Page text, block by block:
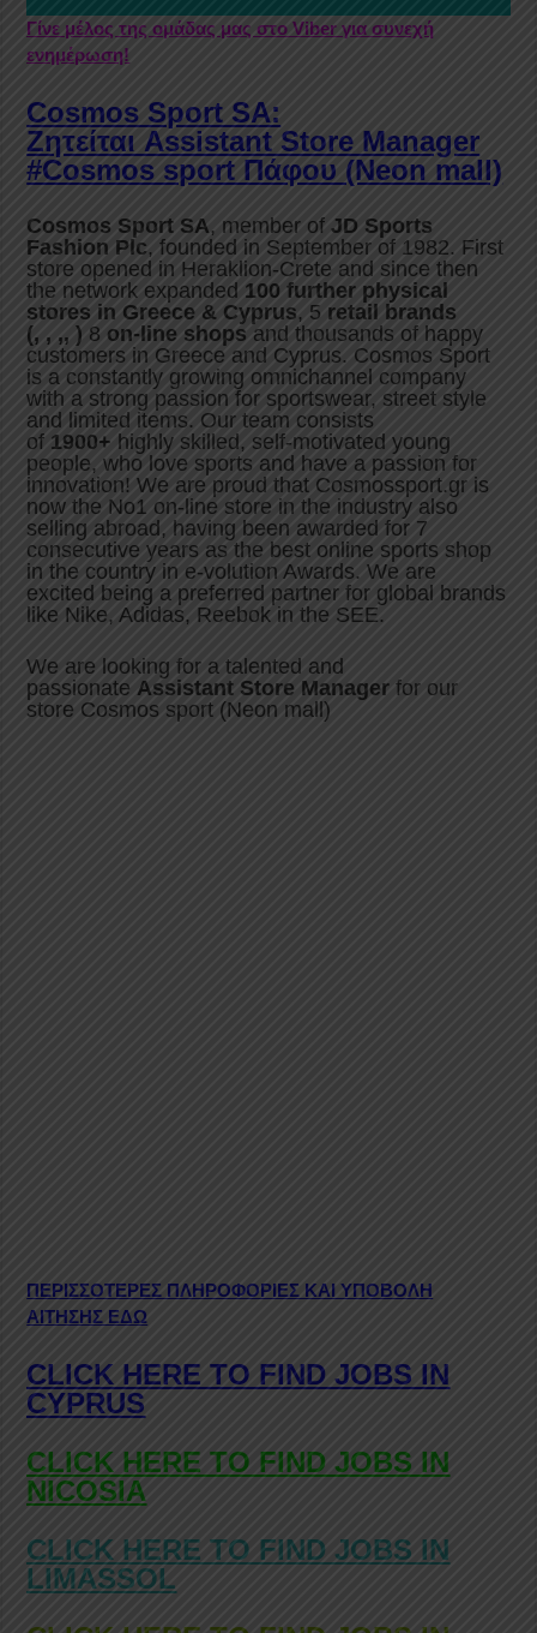
Γίνε μέλος της ομάδας μας στο Viber για συνεχή
ενημέρωση!
Cosmos Sport SA:
Ζητείται Assistant Store Manager
#Cosmos sport Πάφου (Νeon mall)
Cosmos Sport SA, member ofJD Sports
Fashion Plc, founded in September of 1982. First
store opened in Heraklion-Crete and since then
the network expanded 100 further physical
stores in Greece & Cyprus, 5 retail brands
(, , ,,) 8 on-line shops and thousands of happy
customers in Greece and Cyprus. Cosmos Sport
is a constantly growing omnichannel company
with a strong passion for sportswear, street style
and limited items. Our team consists
of 1900+ highly skilled, self-motivated young
people, who love sports and have a passion for
innovation! We are proud that Cosmossport.gr is
now the No1 on-line store in the industry also
selling abroad, having been awarded for 7
consecutive years as the best online sports shop
in the country in e-volution Awards. We are
excited being a preferred partner for global brands
like Nike, Adidas, Reebok in the SEE.
We are looking for a talented and
passionate Assistant Store Manager for our
store Cosmos sport (Νeon mall)
ΠΕΡΙΣΣΟΤΕΡΕΣ ΠΛΗΡΟΦΟΡΙΕΣ ΚΑΙ ΥΠΟΒΟΛΗ
ΑΙΤΗΣΗΣ ΕΔΩ
CLICK HERE TO FIND JOBS IN
CYPRUS
CLICK HERE TO FIND JOBS IN
NICOSIA
CLICK HERE TO FIND JOBS IN
LIMASSOL